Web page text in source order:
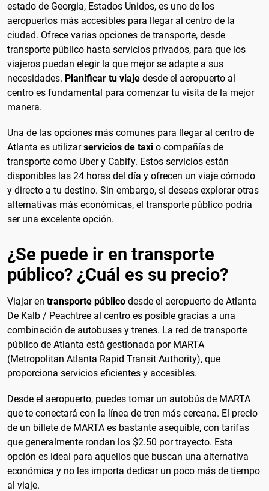
estado de Georgia, Estados Unidos, es uno de los
aeropuertos más accesibles para llegar al centro de la
ciudad. Ofrece varias opciones de transporte, desde
transporte público hasta servicios privados, para que los
viajeros puedan elegir la que mejor se adapte a sus
necesidades. Planificar tu viaje desde el aeropuerto al
centro es fundamental para comenzar tu visita de la mejor
manera.
Una de las opciones más comunes para llegar al centro de
Atlanta es utilizarservicios de taxi o compañías de
transporte como Uber y Cabify. Estos servicios están
disponibles las 24 horas del día y ofrecen un viaje cómodo
y directo a tu destino. Sin embargo, si deseas explorar otras
alternativas más económicas, el transporte público podría
ser una excelente opción.
¿Se puede ir en transporte
público? ¿Cuál es su precio?
Viajar en transporte público desde el aeropuerto de Atlanta
De Kalb / Peachtree al centro es posible gracias a una
combinación de autobuses y trenes. La red de transporte
público de Atlanta está gestionada por MARTA
(Metropolitan Atlanta Rapid Transit Authority), que
proporciona servicios eficientes y accesibles.
Desde el aeropuerto, puedes tomar un autobús de MARTA
que te conectará con la línea de tren más cercana. El precio
de un billete de MARTA es bastante asequible, con tarifas
que generalmente rondan los $2.50 por trayecto. Esta
opción es ideal para aquellos que buscan una alternativa
económica y no les importa dedicar un poco más de tiempo
al viaje.